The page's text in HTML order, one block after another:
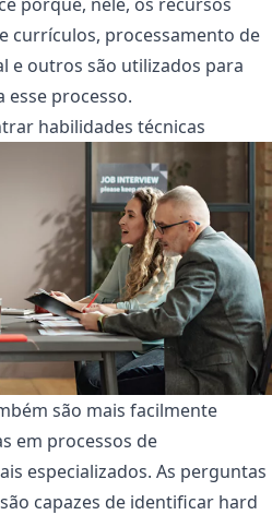
currículos, processamento de
e outros são utilizados para
esse processo.
habilidades técnicas
são mais facilmente
em processos de
especializados. As perguntas
capazes de identificar hard